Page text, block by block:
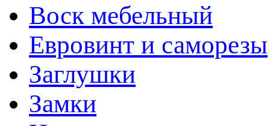
Воск мебельный
Евровинт и саморезы
Заглушки
Замки